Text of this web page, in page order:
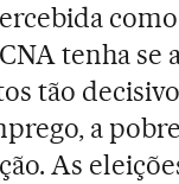
tenha
tão
a
As